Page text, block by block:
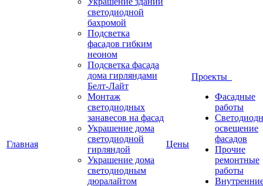
Главная
светодиодной
бахромой
Подсветка
фасадов гибким
неоном
Подсветка фасада
дома гирляндами
Белт-Лайт
Монтаж
светодиодных
занавесов на фасад
Украшение дома
светодиодной
гирляндой
Украшение дома
светодиодным
дюралайтом
Цены
Проекты
Фасадные
работы
освещение
фасадов
Прочие
ремонтные
работы